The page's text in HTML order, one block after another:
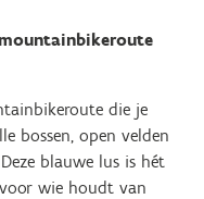
die je
bossen, open velden
blauwe lus is hét
wie houdt van